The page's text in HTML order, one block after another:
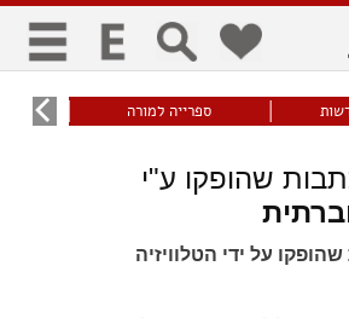
כללי
ניווט מקלדת
ספרייה למורה עוני
שהופקו ע"י
על ידי הטלוויזיה